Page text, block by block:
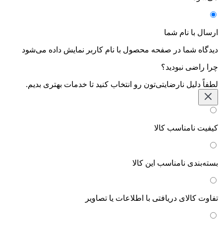
ارسال با نام شما
دیدگاه شما در صفحه محصول با نام کاربر نمایش داده می‌شود
چرا راضی نبودید؟
لطفاً دلیل نارضایتی‌تون رو انتخاب کنید تا خدمات بهتری بدیم.
کیفیت نامناسب کالا
بسته‌بندی نامناسب این کالا
تفاوت کالای دریافتی با اطلاعات یا تصاویر